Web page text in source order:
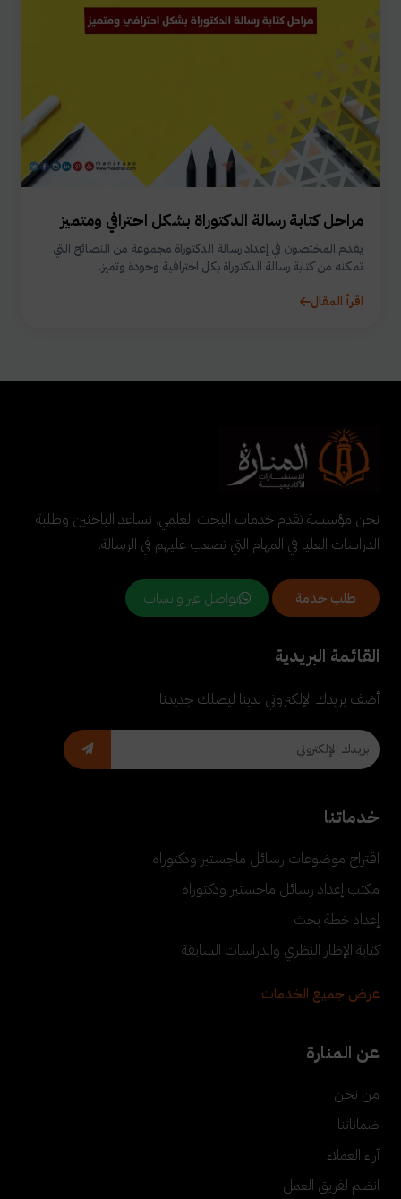
مراحل كتابة رسالة الدكتوراة بشكل احترافي ومتميز
يقدم المختصون في إعداد رسالة الدكتوراة مجموعة من النصائح التي
تمكنه من كتابة رسالة الدكتوراة بكل احترافية وجودة وتميز.
اقرأ المقال
نحن مؤسسة تقدم خدمات البحث العلمي. نساعد الباحثين وطلبة
الدراسات العليا في المهام التي تصعب عليهم في الرسالة.
طلب خدمة تواصل عبر واتساب
القائمة البريدية
أضف بريدك الإلكتروني لدينا ليصلك جديدنا
خدماتنا
اقتراح موضوعات رسائل ماجستير ودكتوراه
مكتب إعداد رسائل ماجستير ودكتوراه
إعداد خطة بحث
كتابة الإطار النظري والدراسات السابقة
عرض جميع الخدمات
عن المنارة
من نحن
ضماناتنا
آراء العملاء
انضم لفريق العمل